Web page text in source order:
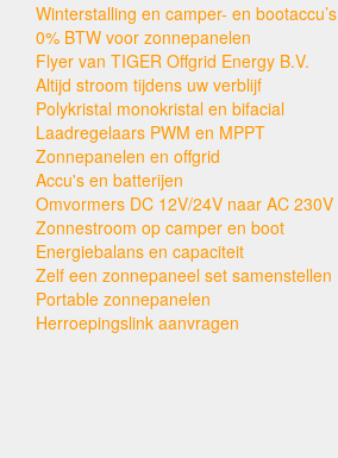
Winterstalling en camper- en bootaccu’s
0% BTW voor zonnepanelen
Flyer van TIGER Offgrid Energy B.V.
Altijd stroom tijdens uw verblijf
Polykristal monokristal en bifacial
Laadregelaars PWM en MPPT
Zonnepanelen en offgrid
Accu's en batterijen
Omvormers DC 12V/24V naar AC 230V
Zonnestroom op camper en boot
Energiebalans en capaciteit
Zelf een zonnepaneel set samenstellen
Portable zonnepanelen
Herroepingslink aanvragen